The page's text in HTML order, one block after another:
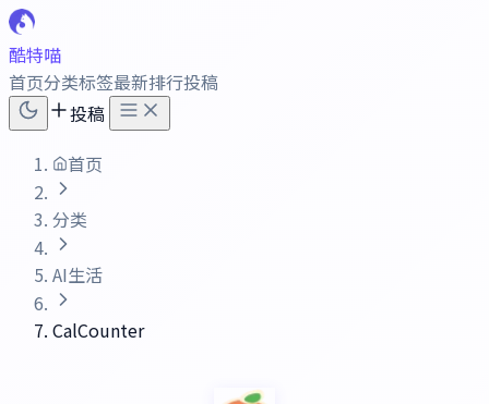
酷特喵
首页分类标签最新排行投稿
投稿
首页
分类
AI生活
CalCounter